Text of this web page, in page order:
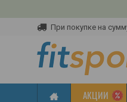
При покупке на
АКЦИИ